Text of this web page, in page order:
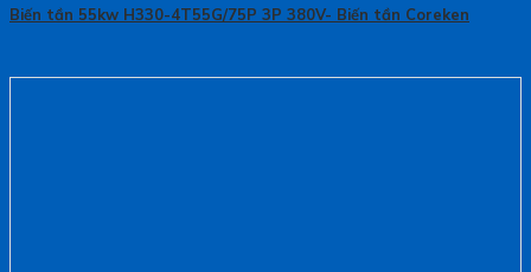
Biến tần 55kw H330-4T55G/75P 3P 380V- Biến tần Coreken